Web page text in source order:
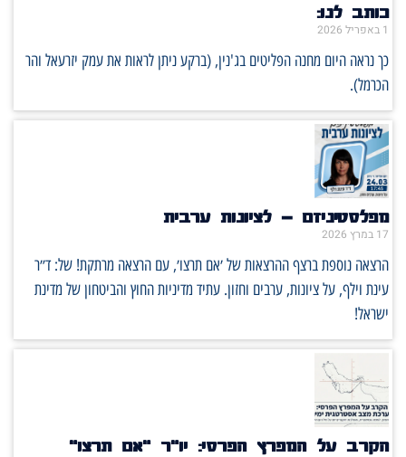
כותב לנו:
1 באפריל 2026
כך נראה היום מחנה הפליטים בג'נין, (ברקע ניתן לראות את עמק יזרעאל והר
הכרמל).
מפלסטיניזם – לציונות ערבית
17 במרץ 2026
הרצאה נוספת ברצף ההרצאות של ׳אם תרצו׳, עם הרצאה מרתקת! של: ד״ר
עינת וילף, על ציונות, ערבים וחזון. עתיד מדיניות החוץ והביטחון של מדינת
ישראל!
הקרב על המפרץ הפרסי: יו"ר "אם תרצו"